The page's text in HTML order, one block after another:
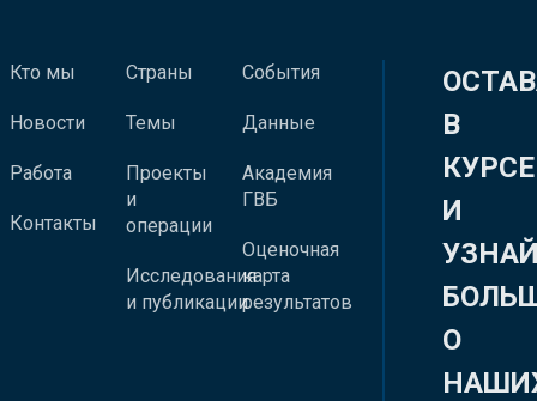
Кто мы
Новости
Работа
Контакты
Страны
Темы
Проекты
и
операции
Исследования
и публикации
События
Данные
Академия
ГВБ
Оценочная
карта
результатов
В
КУРСЕ
И
О